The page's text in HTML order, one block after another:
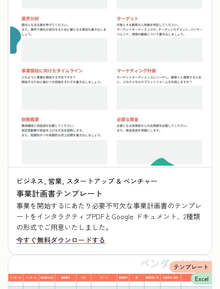
ビジネス, 営業, スタートアップ & ベンチャー
事業計画書テンプレート
事業を開始するにあたり必要不可欠な事業計画書のテンプレ
ートをインタラクティブPDFとGoogle ドキュメント、2種類
の形式でご用意いたしました。
今すぐ無料ダウンロードする
テンプレート
Excel